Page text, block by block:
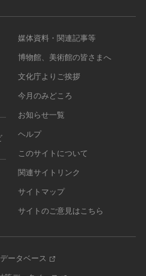
媒体資料・関連記事等
博物館、美術館の皆さまへ
文化庁よりご挨拶
今月のみどころ
お知らせ一覧
ヘルプ
このサイトについて
関連サイトリンク
サイトマップ
サイトのご意見はこちら
ータベース